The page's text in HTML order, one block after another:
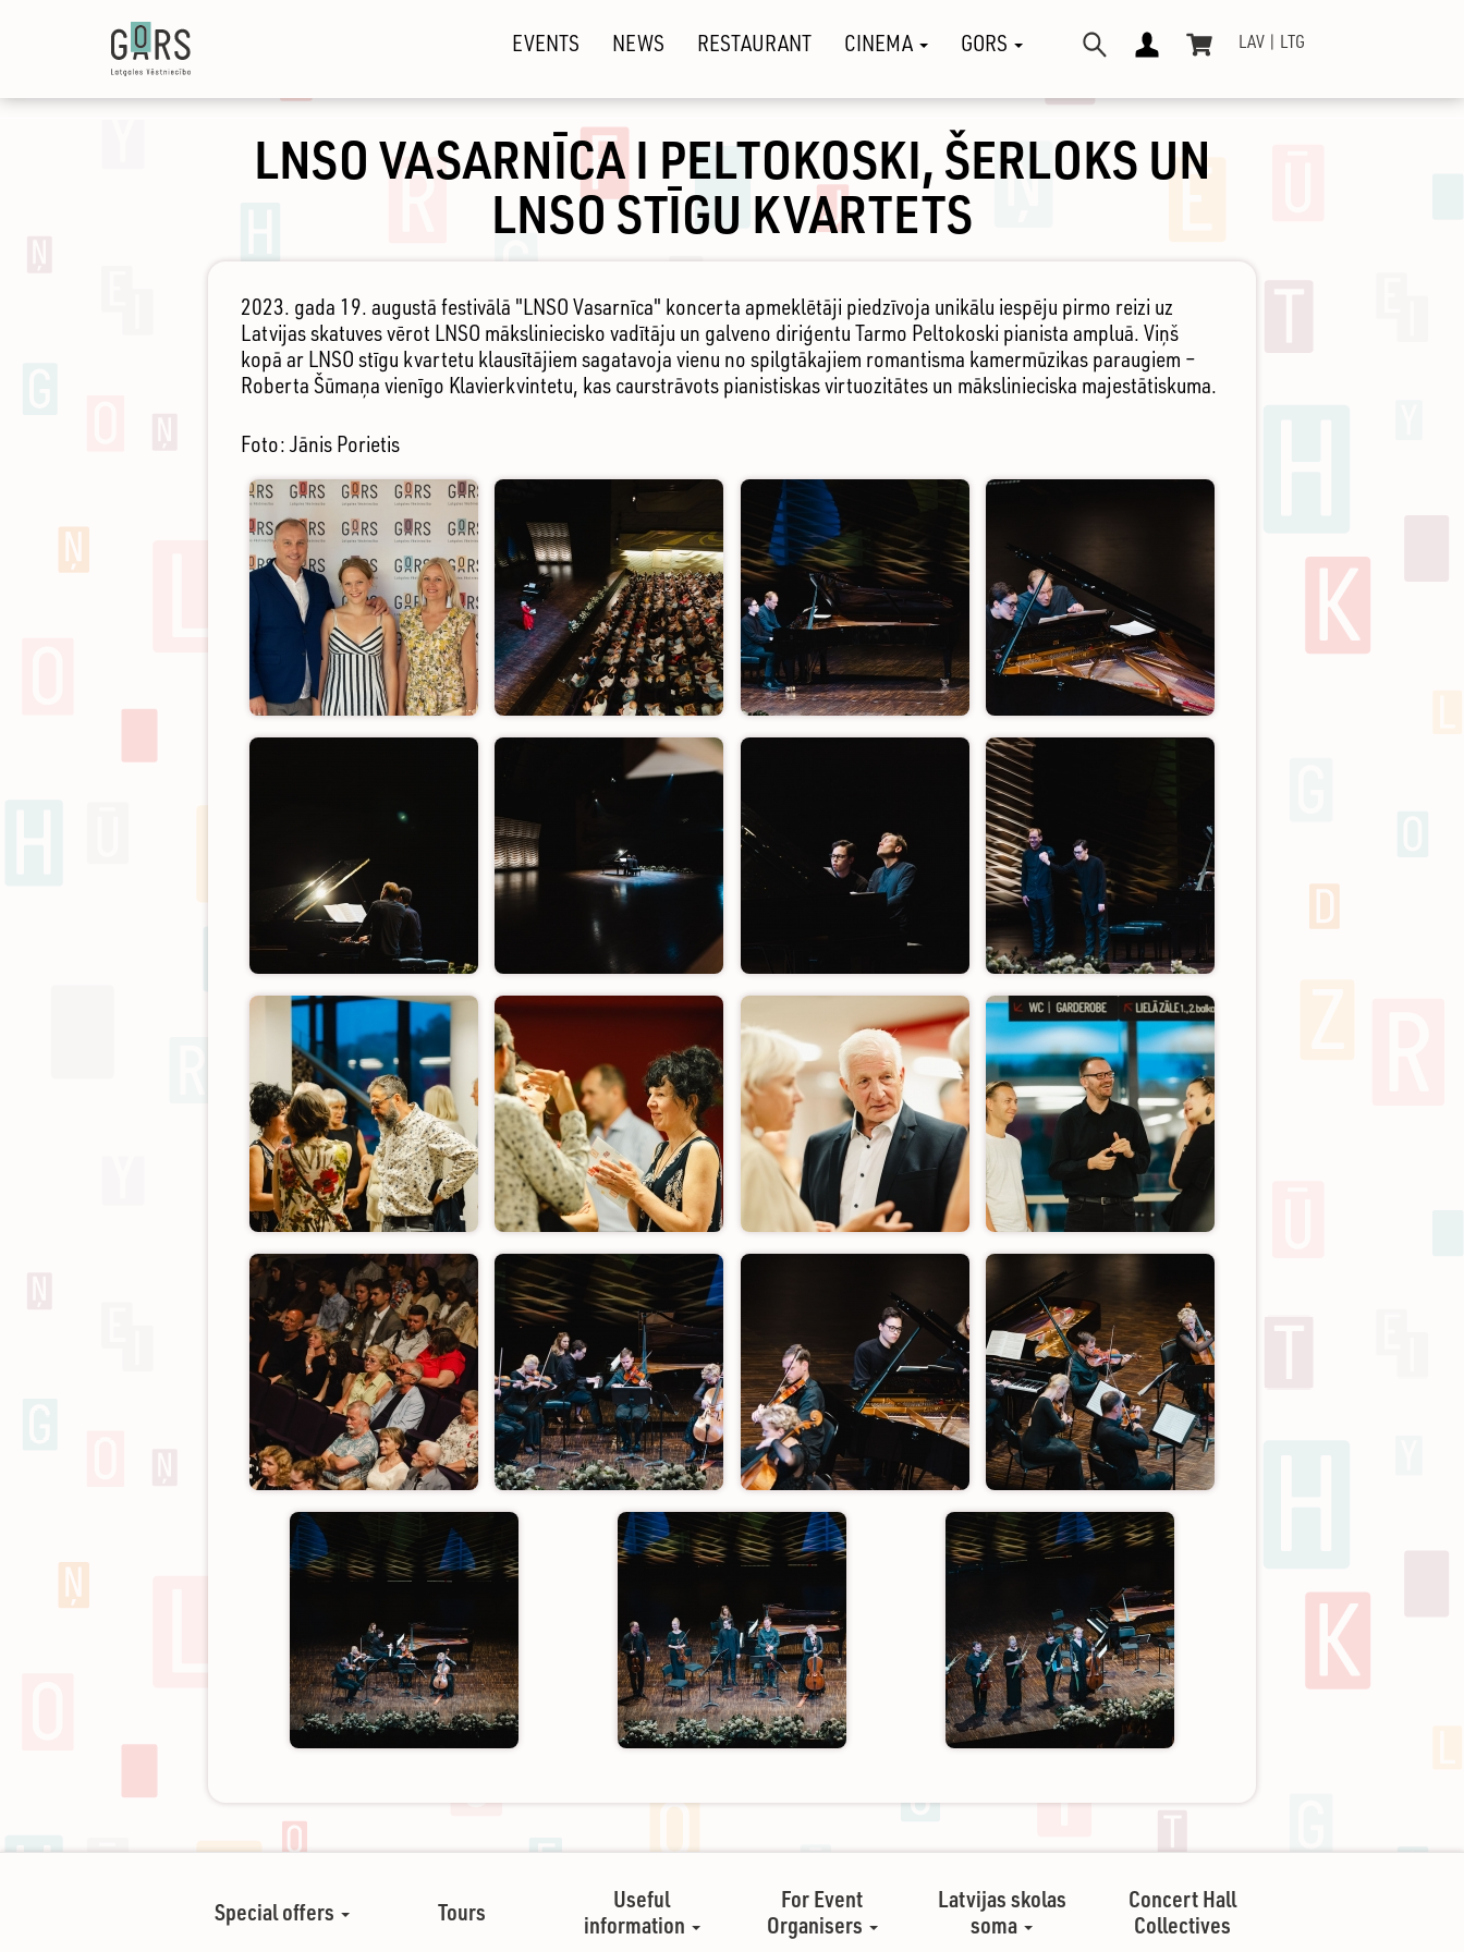
LAV LTG
EVENTS NEWS RESTAURANT CINEMA GORS
LNSO VASARNĪCA I PELTOKOSKI, ŠERLOKS UN
LNSO STĪGU KVARTETS
2023. gada 19. augustā festivālā "LNSO Vasarnīca" koncerta apmeklētāji piedzīvoja unikālu iespēju pirmo reizi uz
Latvijas skatuves vērot LNSO māksliniecisko vadītāju un galveno diriģentu Tarmo Peltokoski pianista ampluā. Viņš
kopā ar LNSO stīgu kvartetu klausītājiem sagatavoja vienu no spilgtākajiem romantisma kamermūzikas paraugiem –
Roberta Šūmaņa vienīgo Klavierkvintetu, kas caurstrāvots pianistiskas virtuozitātes un mākslinieciska majestātiskuma.
Foto: Jānis Porietis
Special offers Tours
Useful
information
For Event
Organisers
Latvijas skolas
soma
Concert Hall
Collectives